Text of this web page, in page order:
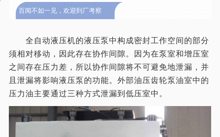
百闻不如一见，欢迎到厂考察
全自动液压机的液压泵中构成密封工作空间的部分
须相对移动，因此存在协作间隙。因为在泵室和增压室
之间存在压力差，所以协作间隙将不可避免地泄漏，并
且泄漏将影响液压泵的功能。外部油压齿轮泵油室中的
压力油主要通过三种方式泄漏到低压室中。